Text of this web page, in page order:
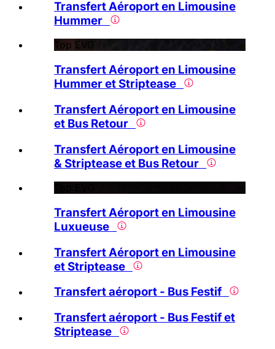
Transfert Aéroport en Limousine
Hummer
Top EVG
Transfert Aéroport en Limousine
Hummer et Striptease
Transfert Aéroport en Limousine
et Bus Retour
Transfert Aéroport en Limousine
& Striptease et Bus Retour
Transfert Aéroport en Limousine
Luxueuse
Transfert Aéroport en Limousine
et Striptease
Transfert aéroport - Bus Festif
Transfert aéroport - Bus Festif et
Striptease